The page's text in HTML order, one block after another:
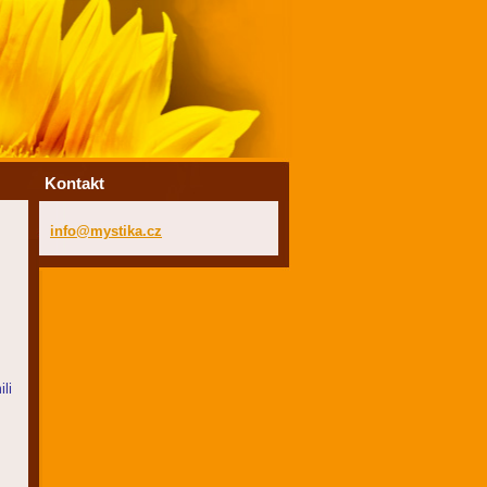
Kontakt
info@mystika.cz